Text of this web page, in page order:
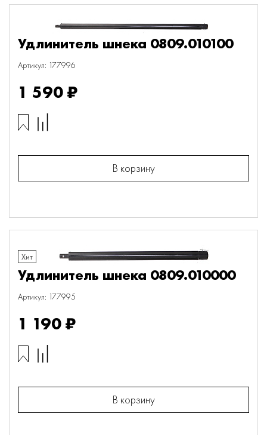
Удлинитель шнека 0809.010100
Артикул: 177996
1 590 ₽
В корзину
Хит
Удлинитель шнека 0809.010000
Артикул: 177995
1 190 ₽
В корзину